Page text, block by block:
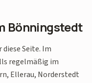
Bönningstedt
Seite. Im
regelmäßig im
Ellerau, Norderstedt